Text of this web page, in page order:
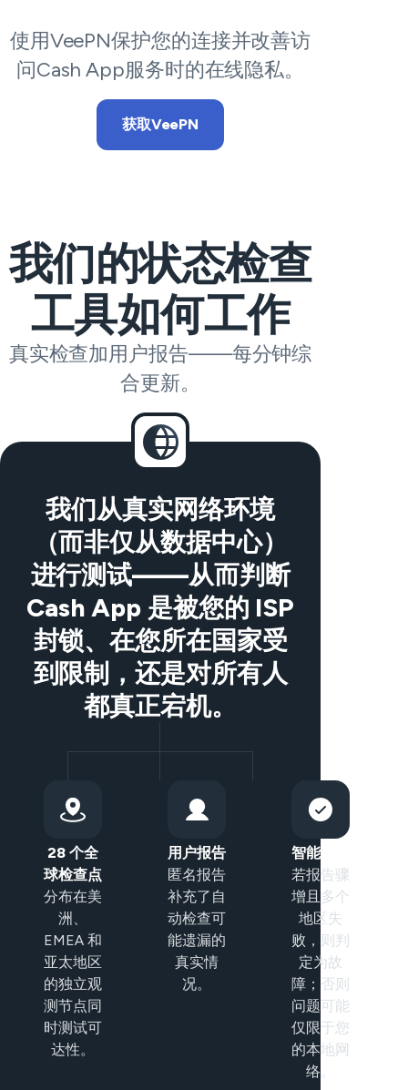
使用VeePN保护您的连接并改善访
问Cash App服务时的在线隐私。
获取VeePN
我们的状态检查
工具如何工作
真实检查加用户报告——每分钟综
合更新。
我们从真实网络环境
（而非仅从数据中心）
进行测试——从而判断
Cash App 是被您的 ISP
封锁、在您所在国家受
到限制，还是对所有人
都真正宕机。
28 个全
球检查点
分布在美
洲、
EMEA 和
亚太地区
的独立观
测节点同
时测试可
达性。
用户报告
匿名报告
补充了自
动检查可
能遗漏的
真实情
况。
智能分类
若报告骤
增且多个
地区失
败，则判
定为故
障；否则
问题可能
仅限于您
的本地网
络。